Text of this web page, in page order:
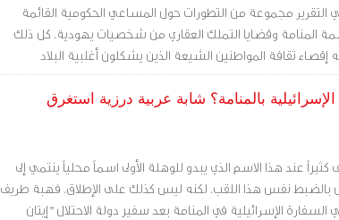
التقرير مجموعة من التطورات حول المساعي الحكومية القائمة
المنامة وقضايا التملك العقاري من شخصيات يهودية. كل ذلك
ثقافة المواطنين الشيعة الذين يشكلون أغلبية البلاد
بالمنامة؟ شابة عربية درزية استغرق
عند هذا الاسم الذي يبدو للوهلة الأولى اسماً محلياً ينتمي إلى
بالضبط نفس هذا اللقب. لكنه ليس كذلك على الإطلاق. فهبة طريف
الإسرائيلية في المنامة بعد سفير دولة الاحتلال "إيتان